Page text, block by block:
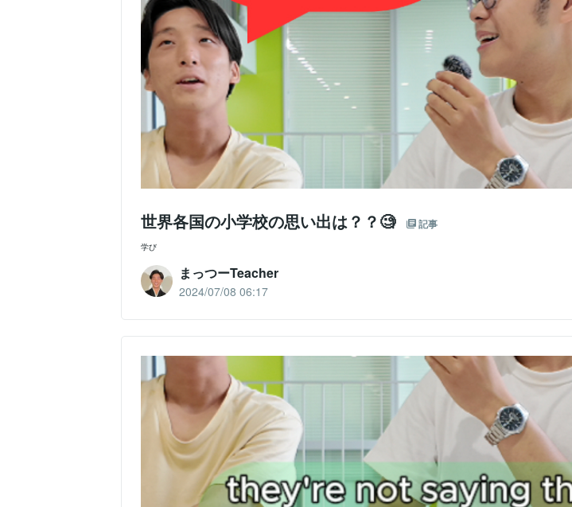
世界各国の小学校の思い出は？？🧐 記事
学び
まっつーTeacher
2024/07/08 06:17